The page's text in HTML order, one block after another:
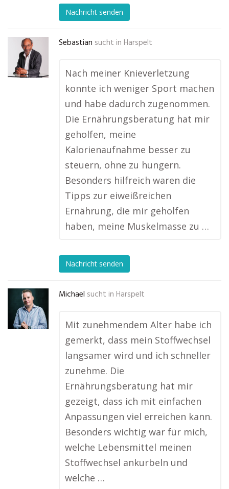
Nachricht senden
Sebastian sucht in Harspelt
Nach meiner Knieverletzung
konnte ich weniger Sport machen
und habe dadurch zugenommen.
Die Ernährungsberatung hat mir
geholfen, meine
Kalorienaufnahme besser zu
steuern, ohne zu hungern.
Besonders hilfreich waren die
Tipps zur eiweißreichen
Ernährung, die mir geholfen
haben, meine Muskelmasse zu …
Nachricht senden
Michael sucht in Harspelt
Mit zunehmendem Alter habe ich
gemerkt, dass mein Stoffwechsel
langsamer wird und ich schneller
zunehme. Die
Ernährungsberatung hat mir
gezeigt, dass ich mit einfachen
Anpassungen viel erreichen kann.
Besonders wichtig war für mich,
welche Lebensmittel meinen
Stoffwechsel ankurbeln und
welche …